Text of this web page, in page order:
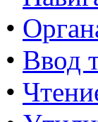
•
• Ввод
•